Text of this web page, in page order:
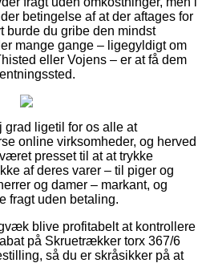
betingelse af at der aftages for
burde du gribe den mindst
mange gange – ligegyldigt om
eller Vojens – er at få dem
grad ligetil for os alle at
online virksomheder, og herved
presset til at at trykke
af deres varer – til piger og
og damer – markant, og
fragt uden betaling.
blive profitabelt at kontrollere
på Skruetrækker torx 367/6
så du er skråsikker på at